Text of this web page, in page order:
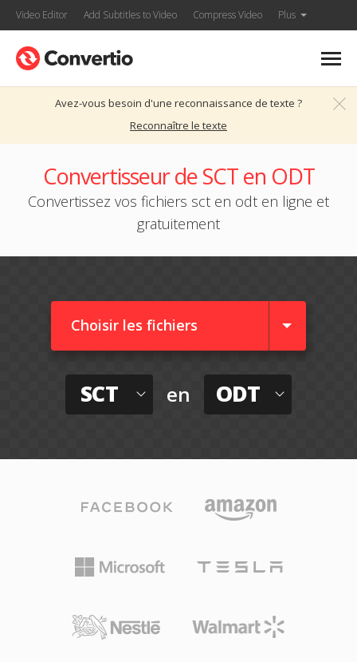
Video Editor Add Subtitles to Video Compress Video Plus
Avez-vous besoin d'une reconnaissance de texte ?
Reconnaître le texte
Convertisseur de SCT en ODT
Convertissez vos fichiers sct en odt en ligne et
gratuitement
Choisir les fichiers
SCT en ODT